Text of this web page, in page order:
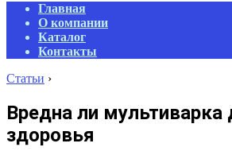
Primary
Navigation
Menu
Главная
О компании
Каталог
Контакты
Статьи ›
Вредна ли мультиварка
здоровья